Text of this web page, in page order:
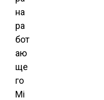
на
ра
бот
аю
ще
го
Mi